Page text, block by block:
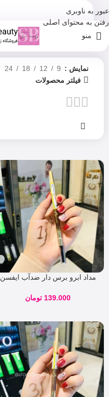
عبور به ناوبری
رفتن به محتوای اصلی
منو
نمایش 9
12
18
24
فیلتر محصولات
مداد ابرو برس دار ضدآب ایفسن
139.000 تومان